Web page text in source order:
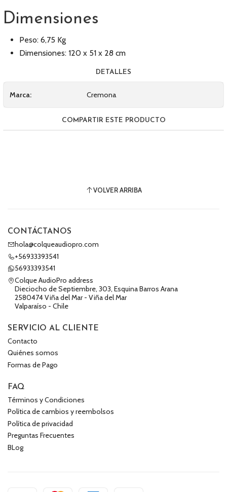
Dimensiones
Peso: 6,75 Kg
Dimensiones: 120 x 51 x 28 cm
DETALLES
Marca: Cremona
COMPARTIR ESTE PRODUCTO
VOLVER ARRIBA
CONTÁCTANOS
hola@colqueaudiopro.com
+56933393541
56933393541
Colque AudioPro address
Dieciocho de Septiembre, 303, Esquina Barros Arana
2580474 Viña del Mar - Viña del Mar
Valparaíso - Chile
SERVICIO AL CLIENTE
Contacto
Quiénes somos
Formas de Pago
FAQ
Términos y Condiciones
Política de cambios y reembolsos
Política de privacidad
Preguntas Frecuentes
BLog